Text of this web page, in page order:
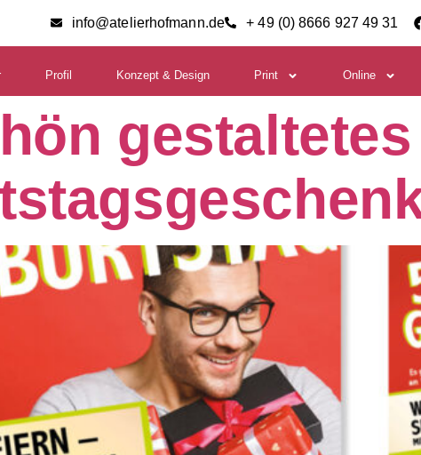
info@atelierhofmann.de + 49 (0) 8666 927 49 31
Profil Konzept & Design Print Online
gestaltetes